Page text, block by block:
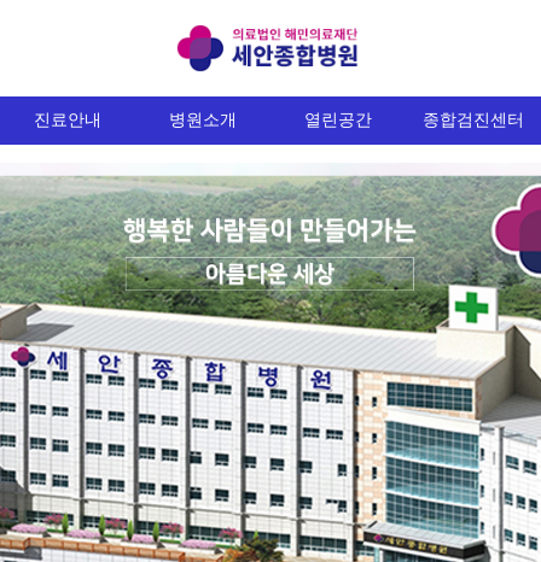
진료안내 병원소개 열린공간 종합검진센터